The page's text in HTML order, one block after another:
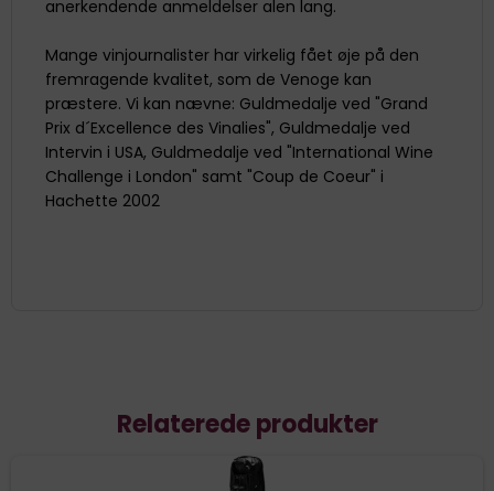
anerkendende anmeldelser alen lang.
Mange vinjournalister har virkelig fået øje på den
fremragende kvalitet, som de Venoge kan
præstere. Vi kan nævne: Guldmedalje ved "Grand
Prix d´Excellence des Vinalies", Guldmedalje ved
Intervin i USA, Guldmedalje ved "International Wine
Challenge i London" samt "Coup de Coeur" i
Hachette 2002
Relaterede produkter